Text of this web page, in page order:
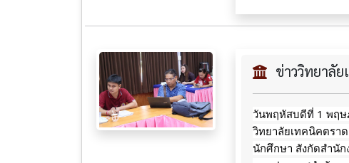
ข่าววิทยาลั
วันพฤหัสบดีที่ 1 พฤษ
วิทยาลัยเทคนิคตรา
นักศึกษา สังกัดสำนั